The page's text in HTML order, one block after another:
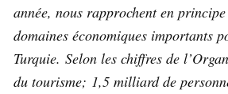
année, nous rapprochent en
domaines économiques importants
Turquie. Selon les chiffres de
du tourisme; 1,5 milliard de